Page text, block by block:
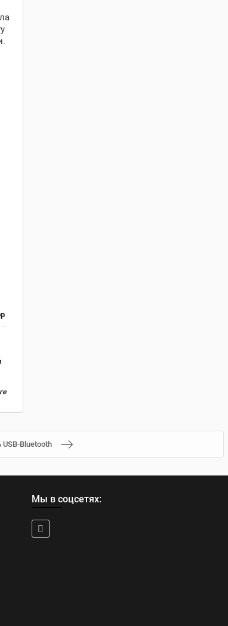
Bluetooth
Мы в соцсетях: